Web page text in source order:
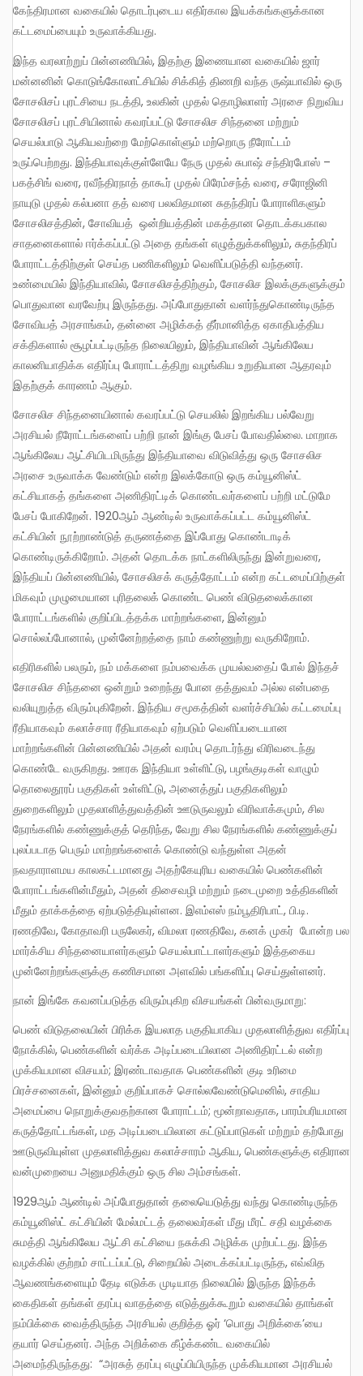
கேந்திரமான வகையில் தொடர்புடைய எதிர்கால இயக்கங்களுக்கான
கட்டமைப்பையும் உருவாக்கியது.
இந்த வரலாற்றுப் பின்னணியில், இதற்கு இணையான வகையில் ஜார்
மன்னனின் கொடுங்கோலாட்சியில் சிக்கித் திணறி வந்த ருஷ்யாவில் ஒரு
சோசலிசப் புரட்சியை நடத்தி, உலகின் முதல் தொழிலாளர் அரசை நிறுவிய
சோசலிசப் புரட்சியினால் கவரப்பட்டு சோசலிச சிந்தனை மற்றும்
செயல்பாடு ஆகியவற்றை மேற்கொள்ளும் மற்றொரு நீரோட்டம்
உருப்பெற்றது. இந்தியாவுக்குள்ளேயே நேரு முதல் சுபாஷ் சந்திரபோஸ் –
பகத்சிங் வரை, ரவீந்திரநாத் தாகூர் முதல் பிரேம்சந்த் வரை, சரோஜினி
நாயுடு முதல் கல்பனா தத் வரை பலவிதமான சுதந்திரப் போராளிகளும்
சோசலிசத்தின், சோவியத் ஒன்றியத்தின் மகத்தான தொடக்கபகால
சாதனைகளால் ஈர்க்கப்பட்டு அதை தங்கள் எழுத்துக்களிலும், சுதந்திரப்
போராட்டத்திற்குள் செய்த பணிகளிலும் வெளிப்படுத்தி வந்தனர்.
உண்மையில் இந்தியாவில், சோசலிசத்திற்கும், சோசலிச இலக்குகளுக்கும்
பொதுவான வரவேற்பு இருந்தது. அப்போதுதான் வளர்ந்துகொண்டிருந்த
சோவியத் அரசாங்கம், தன்னை அழிக்கத் தீர்மானித்த ஏகாதிபத்திய
சக்திகளால் சூழப்பட்டிருந்த நிலையிலும், இந்தியாவின் ஆங்கிலேய
காலனியாதிக்க எதிர்ப்பு போராட்டத்திறு வழங்கிய உறுதியான ஆதரவும்
இதற்குக் காரணம் ஆகும்.
சோசலிச சிந்தனையினால் கவரப்பட்டு செயலில் இறங்கிய பல்வேறு
அரசியல் நீரோட்டங்களைப் பற்றி நான் இங்கு பேசப் போவதில்லை. மாறாக
ஆங்கிலேய ஆட்சியிடமிருந்து இந்தியாவை விடுவித்து ஒரு சோசலிச
அரசை உருவாக்க வேண்டும் என்ற இலக்கோடு ஒரு கம்யூனிஸ்ட்
கட்சியாகத் தங்களை அணிதிரட்டிக் கொண்டவர்களைப் பற்றி மட்டுமே
பேசப் போகிறேன். 1920ஆம் ஆண்டில் உருவாக்கப்பட்ட கம்யூனிஸ்ட்
கட்சியின் நூற்றாண்டுத் தருணத்தை இப்போது கொண்டாடிக்
கொண்டிருக்கிறோம். அதன் தொடக்க நாட்களிலிருந்து இன்றுவரை,
இந்தியப் பின்னணியில், சோசலிசக் கருத்தோட்டம் என்ற கட்டமைப்பிற்குள்
மிகவும் முழுமையான புரிதலைக் கொண்ட பெண் விடுதலைக்கான
போராட்டங்களில் குறிப்பிடத்தக்க மாற்றங்களை, இன்னும்
சொல்லப்போனால், முன்னேற்றத்தை நாம் கண்ணுற்று வருகிறோம்.
எதிரிகளில் பலரும், நம் மக்களை நம்பவைக்க முயல்வதைப் போல் இந்தச்
சோசலிச சிந்தனை ஒன்றும் உறைந்து போன தத்துவம் அல்ல என்பதை
வலியுறுத்த விரும்புகிறேன். இந்திய சமூகத்தின் வளர்ச்சியில் கட்டமைப்பு
ரீதியாகவும் கலாச்சார ரீதியாகவும் ஏற்படும் வெளிப்படையான
மாற்றங்களின் பின்னணியில் அதன் வரம்பு தொடர்ந்து விரிவடைந்து
கொண்டே வருகிறது. ஊரக இந்தியா உள்ளிட்டு, பழங்குடிகள் வாழும்
தொலைதூரப் பகுதிகள் உள்ளிட்டு, அனைத்துப் பகுதிகளிலும்
துறைகளிலும் முதலாளித்துவத்தின் ஊடுருவலும் விரிவாக்கமும், சில
நேரங்களில் கண்ணுக்குத் தெரிந்த, வேறு சில நேரங்களில் கண்ணுக்குப்
புலப்படாத பெரும் மாற்றங்களைக் கொண்டு வந்துள்ள அதன்
நவதாராளமய காலகட்டமானது அதற்கேயுரிய வகையில் பெண்களின்
போராட்டங்களின்மீதும், அதன் திசைவழி மற்றும் நடைமுறை உத்திகளின்
மீதும் தாக்கத்தை ஏற்படுத்தியுள்ளன. இஎம்எஸ் நம்பூதிரிபாட், பி.டி.
ரணதிவே, கோதாவரி பருலேகர், விமலா ரணதிவே, கனக் முகர் போன்ற பல
மார்க்சிய சிந்தனையாளர்களும் செயல்பாட்டாளர்களும் இத்தகைய
முன்னேற்றங்களுக்கு கணிசமான அளவில் பங்களிப்பு செய்துள்ளனர்.
நான் இங்கே கவனப்படுத்த விரும்புகிற விசயங்கள் பின்வருமாறு:
பெண் விடுதலையின் பிரிக்க இயலாத பகுதியாகிய முதலாளித்துவ எதிர்ப்பு
நோக்கில், பெண்களின் வர்க்க அடிப்படையிலான அணிதிரட்டல் என்ற
முக்கியமான விசயம்; இரண்டாவதாக பெண்களின் குடி உரிமை
பிரச்சனைகள், இன்னும் குறிப்பாகச் சொல்லவேண்டுமெனில், சாதிய
அமைப்பை நொறுக்குவதற்கான போராட்டம்; மூன்றாவதாக, பாரம்பரியமான
கருத்தோட்டங்கள், மத அடிப்படையிலான கட்டுப்பாடுகள் மற்றும் தற்போது
ஊடுருவியுள்ள முதலாளித்துவ கலாச்சாரம் ஆகிய, பெண்களுக்கு எதிரான
வன்முறையை அனுமதிக்கும் ஒரு சில அம்சங்கள்.
1929ஆம் ஆண்டில் அப்போதுதான் தலையெடுத்து வந்து கொண்டிருந்த
கம்யூனிஸ்ட் கட்சியின் மேல்மட்டத் தலைவர்கள் மீது மீரட் சதி வழக்கை
சுமத்தி ஆங்கிலேய ஆட்சி கட்சியை நசுக்கி அழிக்க முற்பட்டது. இந்த
வழக்கில் குற்றம் சாட்டப்பட்டு, சிறையில் அடைக்கப்பட்டிருந்த, எவ்வித
ஆவணங்களையும் தேடி எடுக்க முடியாத நிலையில் இருந்த இந்தக்
கைதிகள் தங்கள் தரப்பு வாதத்தை எடுத்துக்கூறும் வகையில் தாங்கள்
நம்பிக்கை வைத்திருந்த அரசியல் குறித்த ஓர் ‘பொது அறிக்கை’யை
தயார் செய்தனர். அந்த அறிக்கை கீழ்க்கண்ட வகையில்
அமைந்திருந்தது: “அரசுத் தரப்பு எழுப்பியிருந்த முக்கியமான அரசியல்